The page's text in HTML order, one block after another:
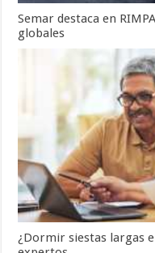
Semar destaca en
globales
¿Dormir siestas largas